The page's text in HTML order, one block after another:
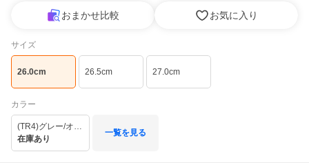
おまかせ比較 お気に入り
サイズ
26.0cm 26.5cm 27.0cm
カラー
(TR4)グレー/オレンジ
在庫あり
一覧を見る